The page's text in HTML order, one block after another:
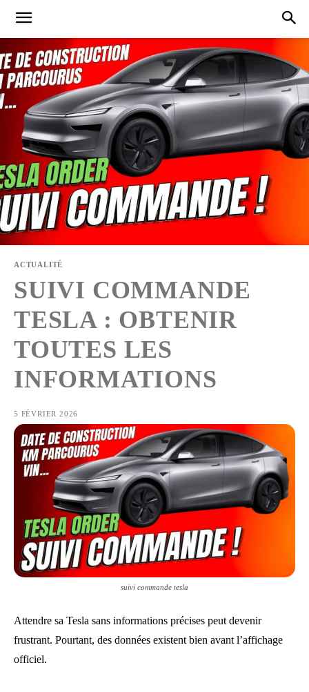
ACTUALITÉ
SUIVI COMMANDE
TESLA : OBTENIR
TOUTES LES
INFORMATIONS
5 FÉVRIER 2026
suivi commande tesla
Attendre sa Tesla sans informations précises peut devenir
frustrant. Pourtant, des données existent bien avant l’affichage
officiel.